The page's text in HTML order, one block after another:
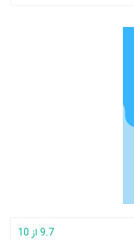
9.7 از 10